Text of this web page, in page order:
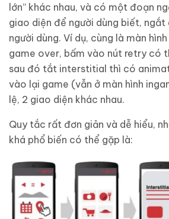
lớn” khác nhau, và có một đoạn
giao diện để người dùng biết, ngắt
người dùng. Ví dụ, cùng là màn
game over, bấm vào nút retry có
sau đó tắt interstitial thì có
vào lại game (vẫn ở màn hình
lệ, 2 giao diện khác nhau.
Quy tắc rất đơn giản và dễ hiểu,
khá phổ biến có thể gặp là: